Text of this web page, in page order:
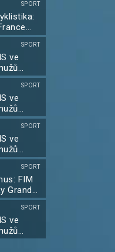
SPORT
SPORT
ve
SPORT
ve
SPORT
ve
SPORT
FIM
Grand
SPORT
ve